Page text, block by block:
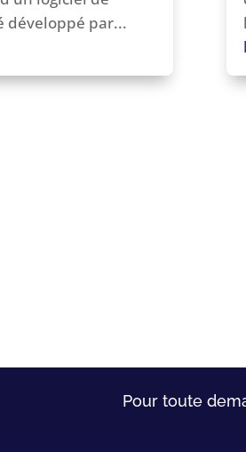
développé par...
Pour toute